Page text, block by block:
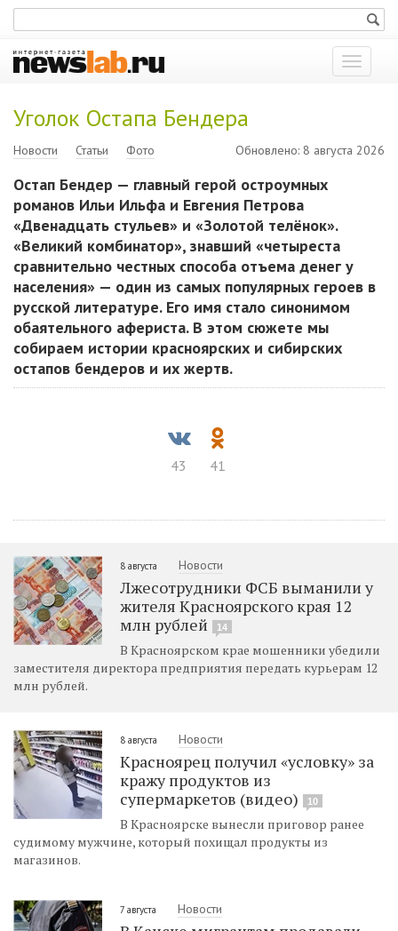
Показать
меню
Уголок Остапа Бендера
Новости Статьи Фото Обновлено: 8 августа 2026
Остап Бендер — главный герой остроумных
романов Ильи Ильфа и Евгения Петрова
«Двенадцать стульев» и «Золотой телёнок».
«Великий комбинатор», знавший «четыреста
сравнительно честных способа отъема денег у
населения» — один из самых популярных героев в
русской литературе. Его имя стало синонимом
обаятельного афериста. В этом сюжете мы
собираем истории красноярских и сибирских
остапов бендеров и их жертв.
43 41
8 августа Новости
Лжесотрудники ФСБ выманили у
жителя Красноярского края 12
млн рублей
14
В Красноярском крае мошенники убедили
заместителя директора предприятия передать курьерам 12
млн рублей.
8 августа Новости
Красноярец получил «условку» за
кражу продуктов из
супермаркетов (видео)
10
В Красноярске вынесли приговор ранее
судимому мужчине, который похищал продукты из
магазинов.
7 августа Новости